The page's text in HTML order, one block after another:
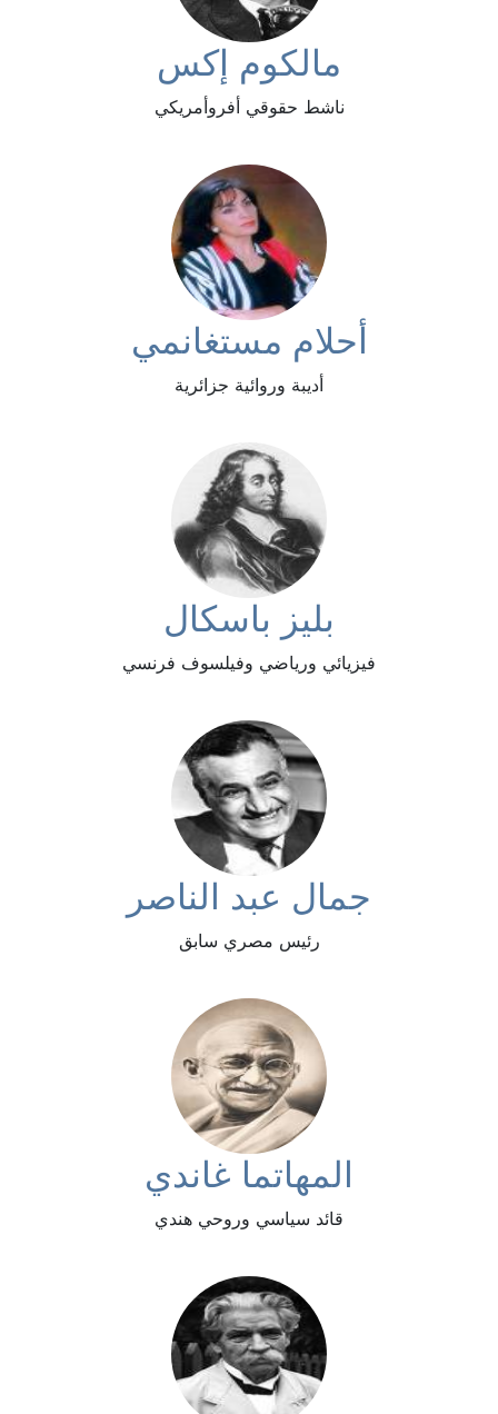
مالكوم إكس
ناشط حقوقي أفروأمريكي
أحلام مستغانمي
أديبة وروائية جزائرية
بليز باسكال
فيزيائي ورياضي وفيلسوف فرنسي
جمال عبد الناصر
رئيس مصري سابق
المهاتما غاندي
قائد سياسي وروحي هندي